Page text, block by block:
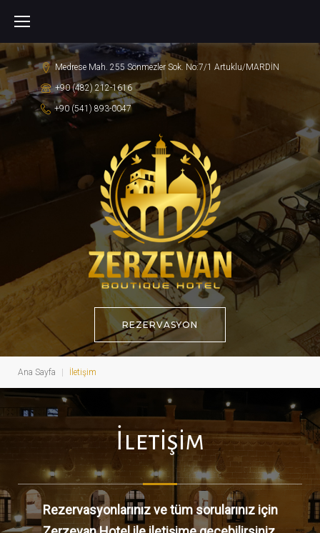
i
p
t
o
Medrese Mah. 255 Sönmezler Sok. No:7/1 Artuklu/MARDİN
+90 (482) 212-1616
+90 (541) 893-0047
REZERVASYON
Ana Sayfa İletişim
İ
l
t
İletişim
Rezervasyonlarınız ve tüm sorularınız için